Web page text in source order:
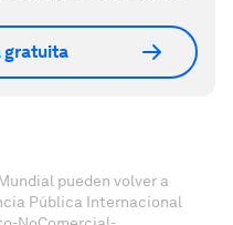
gratuita
pueden volver a
Pública Internacional